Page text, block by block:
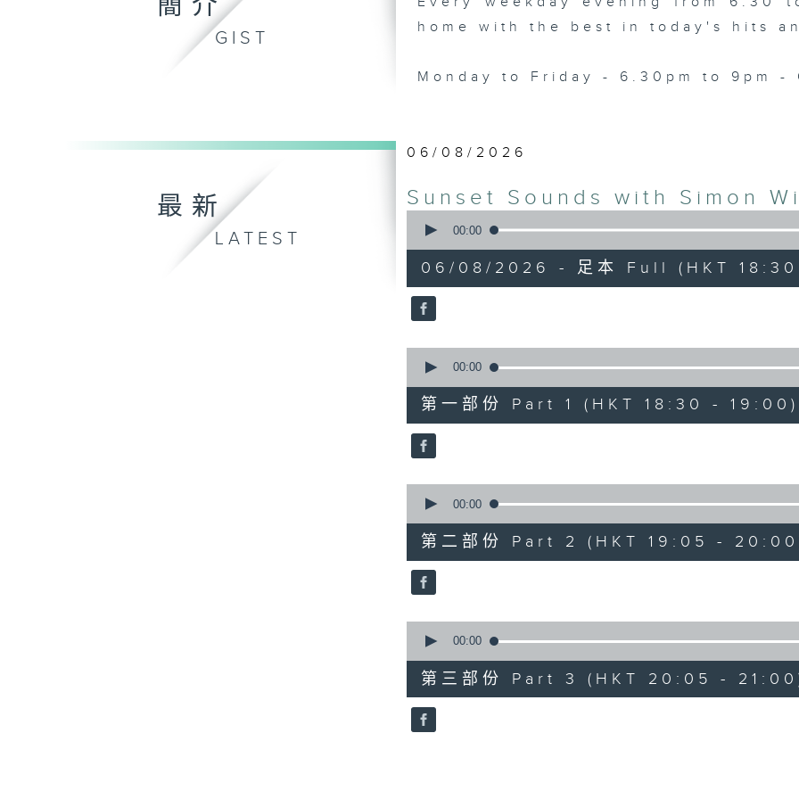
簡介
GIST
home with the best in today's hits
Monday to Friday - 6.30pm to 9pm -
最新
LATEST
06/08/2026
Sunset Sounds with Simon
seconds
hours,
19
minutes,
59
90%
00:00
06/08/2026 - 足本 Full (HKT
seconds
30
minutes,
0
seconds
90%
00:00
第一部份 Part 1 (HKT 18:30 - 19:00)
seconds
55
minutes,
9
seconds
90%
00:00
第二部份 Part 2 (HKT 19:05 -
seconds
55
minutes,
9
seconds
90%
00:00
第三部份 Part 3 (HKT 20:05 -